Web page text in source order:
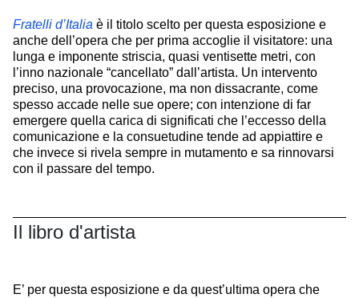
Fratelli d’Italia è il titolo scelto per questa esposizione e
anche dell’opera che per prima accoglie il visitatore: una
lunga e imponente striscia, quasi ventisette metri, con
l’inno nazionale “cancellato” dall’artista. Un intervento
preciso, una provocazione, ma non dissacrante, come
spesso accade nelle sue opere; con intenzione di far
emergere quella carica di significati che l’eccesso della
comunicazione e la consuetudine tende ad appiattire e
che invece si rivela sempre in mutamento e sa rinnovarsi
con il passare del tempo.
Il libro d'artista
E’ per questa esposizione e da quest’ultima opera che